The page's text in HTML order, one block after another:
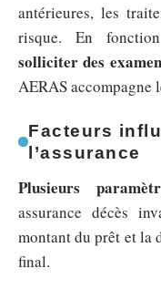
antérieures, les
risque. En
solliciter des
AERAS accompagne
Facteurs
l’assurance
Plusieurs
assurance décès
montant du prêt et la
final.